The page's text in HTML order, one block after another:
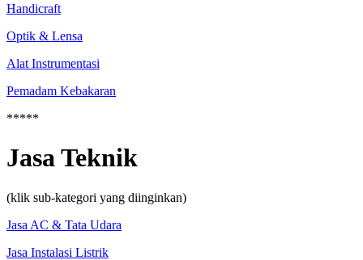
Handicraft
Optik & Lensa
Alat Instrumentasi
Pemadam Kebakaran
*****
Jasa Teknik
(klik sub-kategori yang diinginkan)
Jasa AC & Tata Udara
Jasa Instalasi Listrik